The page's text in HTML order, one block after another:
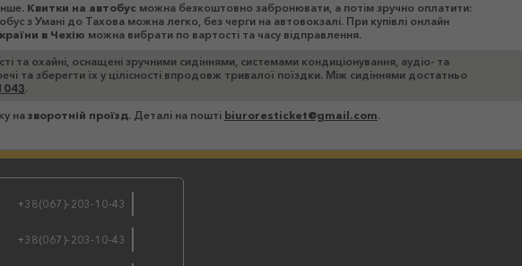
Квитки на автобус можна безкоштовно забронювати, а потім зручно оплатити:
з Умані до Тахова можна легко, без черги на автовокзалі. При купівлі онлайн
в Чехію можна вибрати по вартості та часу відправлення.
та охайні, оснащені зручними сидіннями, системами кондиціонування, аудіо- та
та зберегти їх у цілісності впродовж тривалої поїздки. Між сидіннями достатньо
.
на зворотній проїзд. Деталі на пошті biuroresticket@gmail.com.
+38(067)-203-10-43
+38(067)-203-10-43